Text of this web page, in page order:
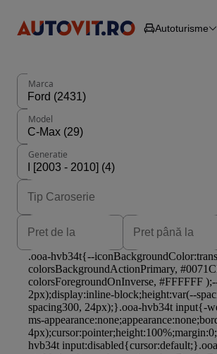
Autoturisme
Autoturisme
Marca
Model
Generatie